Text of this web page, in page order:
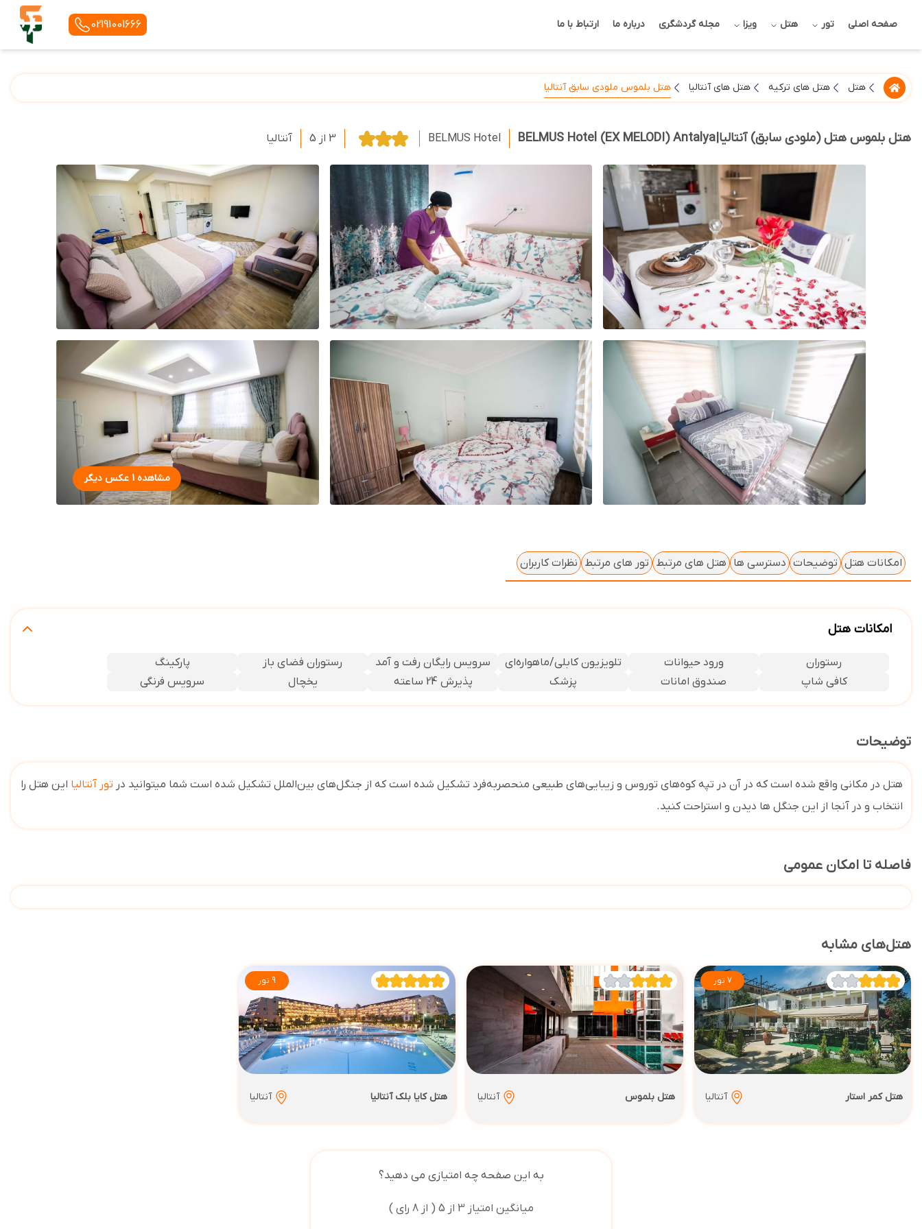
صفحه اصلی تور هتل ویزا مجله گردشگری درباره ما ارتباط با ما 02191001666
هتل هتل های ترکیه هتل های آنتالیا هتل بلموس ملودی سابق آنتالیا
هتل بلموس هتل (ملودی سابق) آنتالیا|BELMUS Hotel (EX MELODI) Antalya BELMUS Hotel 3 از 5 آنتالیا
مشاهده 1 عکس دیگر
امکانات هتل توضیحات دسترسی ها هتل های مرتبط تور های مرتبط نظرات کاربران
امکانات هتل
رستوران ورود حیوانات تلویزیون کابلی/ماهواره‌ای سرویس رایگان رفت و آمد رستوران فضای باز
پارکینگ
کافی شاپ
صندوق امانات پزشک پذیرش 24 ساعته یخچال سرویس فرنگی
توضیحات
هتل در مکانی واقع شده است که در آن در تپه کوه‌های توروس و زیبایی‌های طبیعی منحصربه‌فرد تشکیل شده است که از جنگل‌های بین‌الملل تشکیل شده است شما میتوانید در تور آنتالیا این هتل را
انتخاب و در آنجا از این جنگل ها دیدن و استراحت کنید.
فاصله تا امکان عمومی
هتل‌های مشابه
7 تور
هتل کمر استار آنتالیا هتل بلموس آنتالیا
9 تور
هتل کایا بلک آنتالیا آنتالیا
به این صفحه چه امتیازی می دهید؟
میانگین امتیاز 3 از 5 ( از 8 رای )